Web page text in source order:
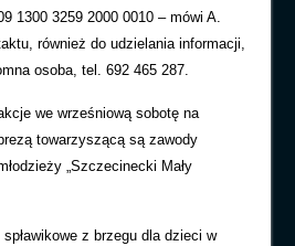
1300 3259 2000 0010 – mówi A.
również do udzielania informacji,
osoba, tel. 692 465 287.
we wrześniową sobotę na
towarzyszącą są zawody
„Szczecinecki Mały
z brzegu dla dzieci w